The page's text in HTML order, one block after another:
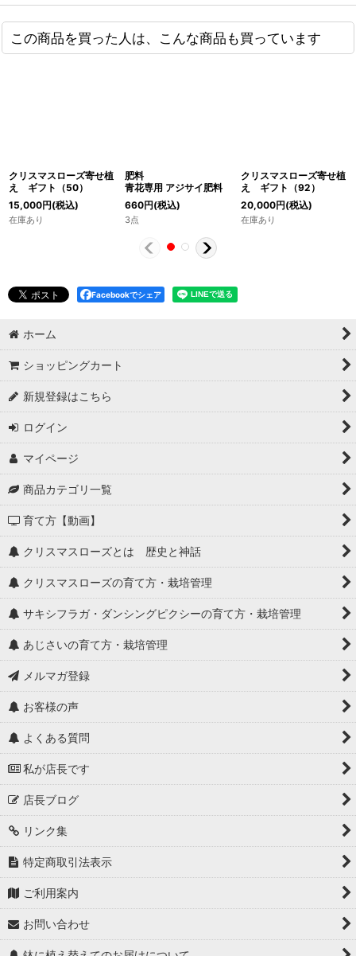
この商品を買った人は、こんな商品も買っています
クリスマスローズ寄せ植
え ギフト（50）
15,000円(税込)
在庫あり
肥料
青花専用 アジサイ肥料
660円(税込)
3点
クリスマスローズ寄せ植
え ギフト（92）
20,000円(税込)
在庫あり
Facebookでシェア
ホーム
ショッピングカート
新規登録はこちら
ログイン
マイページ
商品カテゴリ一覧
育て方【動画】
クリスマスローズとは 歴史と神話
クリスマスローズの育て方・栽培管理
サキシフラガ・ダンシングピクシーの育て方・栽培管理
あじさいの育て方・栽培管理
メルマガ登録
お客様の声
よくある質問
私が店長です
店長ブログ
リンク集
特定商取引法表示
ご利用案内
お問い合わせ